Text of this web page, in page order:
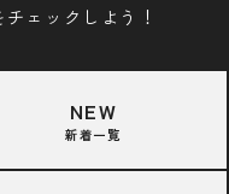
ェックしよう！
NEW
新着一覧